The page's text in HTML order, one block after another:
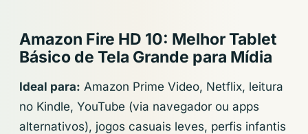
Amazon Fire HD 10: Melhor Tablet
Básico de Tela Grande para Mídia
Ideal para: Amazon Prime Video, Netflix, leitura
no Kindle, YouTube (via navegador ou apps
alternativos), jogos casuais leves, perfis infantis